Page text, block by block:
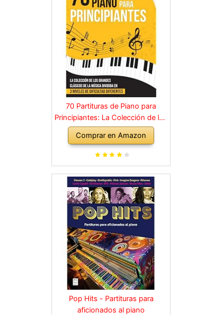
70 Partituras de Piano para
Principiantes: La Colección de los
Grandes Clásicos de la Música
dividida en 3 Niveles de dificultad
diferentes
Comprar en Amazon
Pop Hits - Partituras para
aficionados al piano